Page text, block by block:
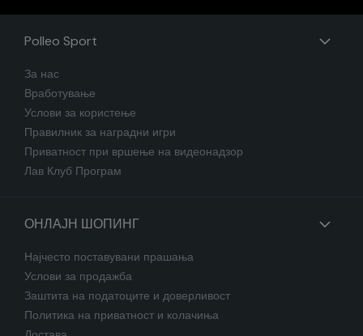
Polleo Sport
За нас
Вработување
Услови за користење
Правилник за наградни игри
Приватност при вршење на видеонадзор
Лав Клуб Програм
ОНЛАЈН ШОПИНГ
Најчесто поставувани прашања
Услови за продажба
Заштита на податоците и доверливост
Политика на приватност и колачиња